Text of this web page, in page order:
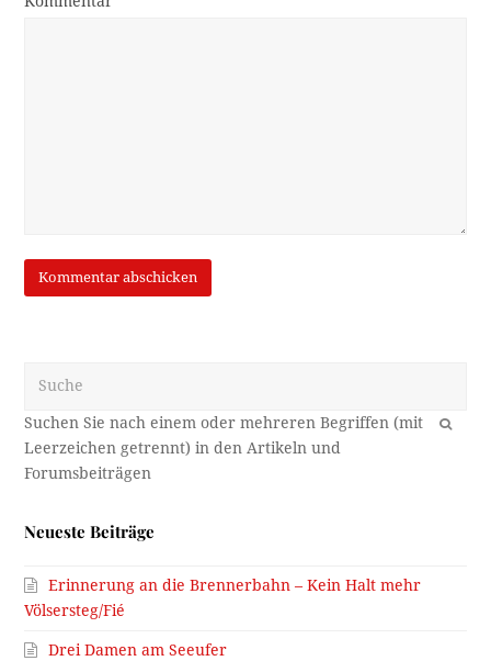
OK
Neueste Beiträge
Erinnerung an die Brennerbahn – Kein Halt mehr
Völsersteg/Fié
Drei Damen am Seeufer